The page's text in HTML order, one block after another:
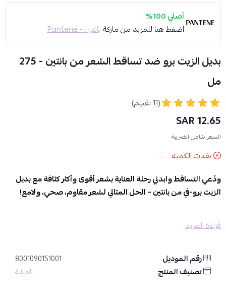
أصلي 100%
اضغط هنا للمزيد من ماركةبانتين - Pantene
بديل الزيت برو ضد تساقط الشعر من بانتين - 275
مل
(11 تقييم)
12.65 SAR
السعر شامل الضريبة
نفدت الكمية
ودّعي التساقط وابدئي رحلة العناية بشعر أقوى وأكثر كثافة مع بديل
الزيت برو-في من بانتين – الحل المثالي لشعر مقاوم، صحي، ولامع!
تركيبة برو-في المغذية:
يقلل من تساقط الشعر الناتج عن التكسر:
يعزز متانة ألياف الشعر ويقلل
من التقصف، مما يساعد على تقليل التساقط بفعالية.
قراءة المزيد
رقم الموديل 8001090151001
تصنيف المنتج العناية